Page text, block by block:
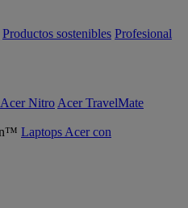
Productos sostenibles Profesional
Acer Nitro Acer TravelMate
Laptops Acer con